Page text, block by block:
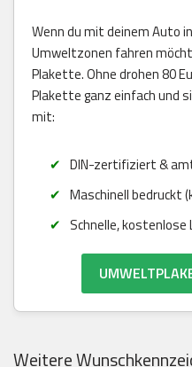
Wenn du mit deinem Auto
Umweltzonen fahren
Plakette. Ohne drohen 80
Plakette ganz einfach und
mit:
DIN-zertifiziert &
Maschinell bedruckt
Schnelle, kostenlose
Weitere